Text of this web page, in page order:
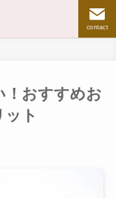
contact
！おすすめお
ト